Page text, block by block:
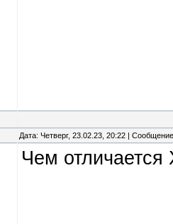
Дата: Четверг, 23.02.23, 20:22 |
Чем отличается